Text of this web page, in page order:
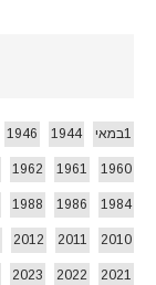
1במאי 1944
1946
1960
1961
1962
1984
1986
1988
2010
2011
2012
2021
2022
2023